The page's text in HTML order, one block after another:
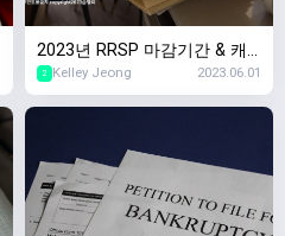
2023년 RRSP 마감기간 & 캐
나다 세금신고 마감기간 안내
2 Kelley Jeong 2023.06.01